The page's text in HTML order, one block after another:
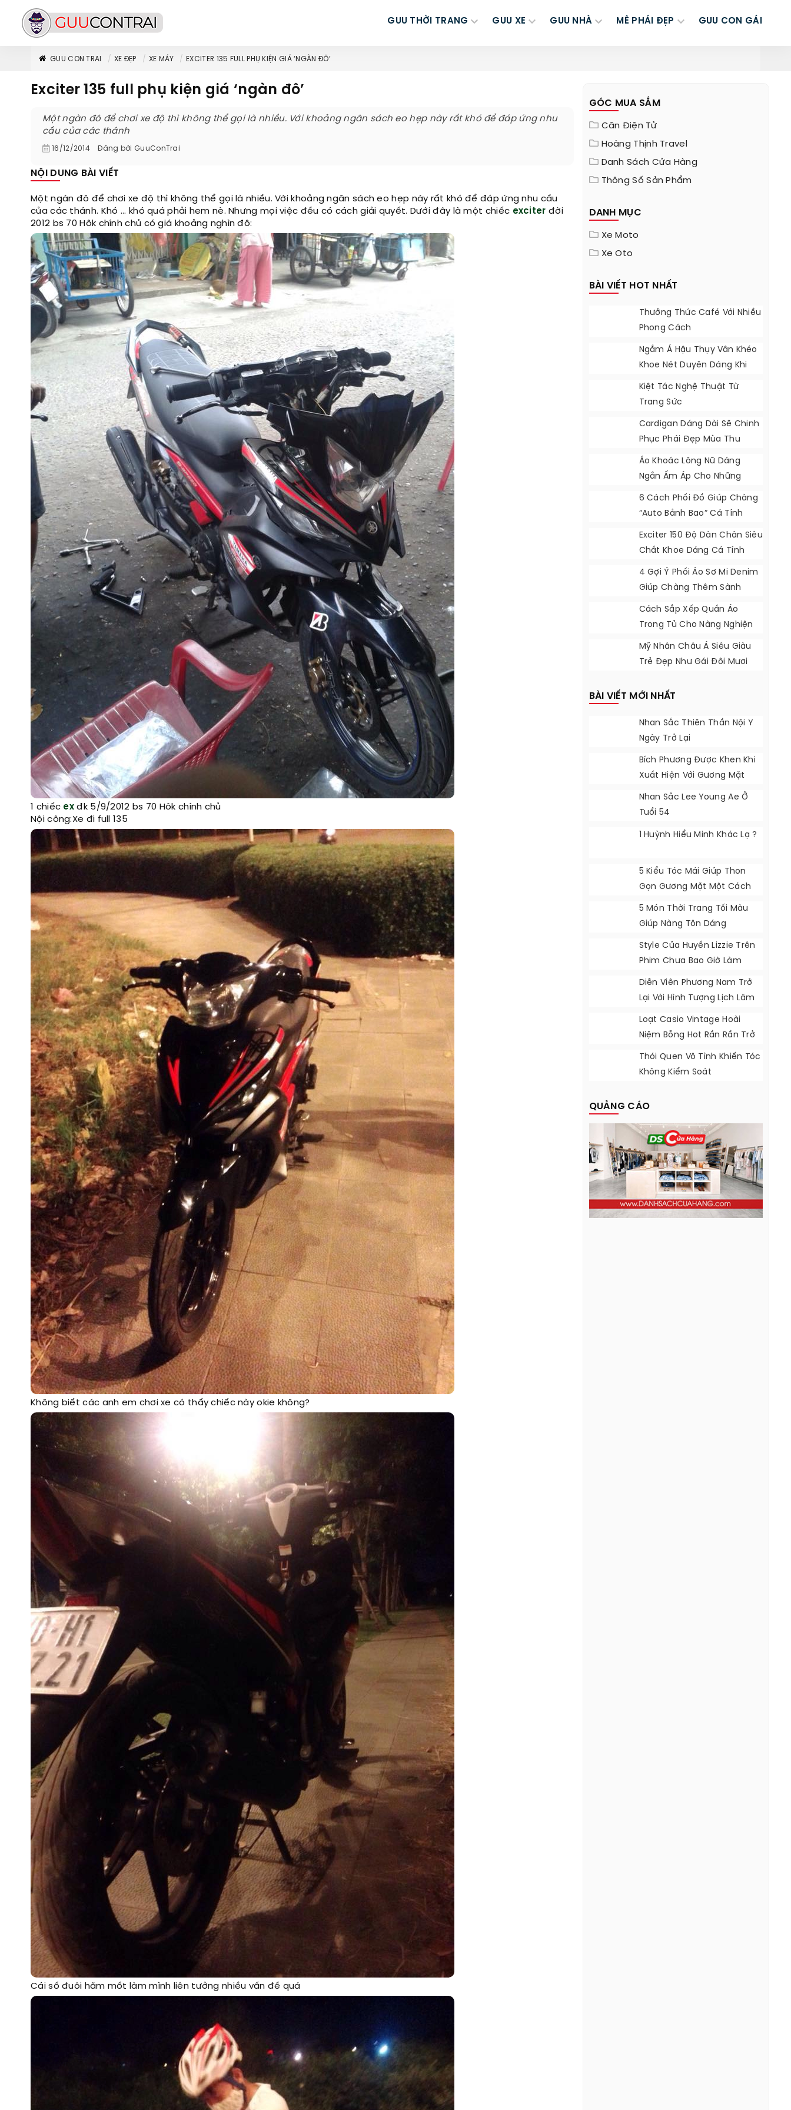
GUU THỜI TRANG GUU XE GUU NHÀ MÊ PHÁI ĐẸP GUU CON GÁI
GUU CON TRAI XE ĐẸP XE MÁY EXCITER 135 FULL PHỤ KIỆN GIÁ ‘NGÀN ĐÔ’
Exciter 135 full phụ kiện giá ‘ngàn đô’
Một ngàn đô để chơi xe độ thì không thể gọi là nhiều. Với khoảng ngân sách eo hẹp này rất khó để đáp ứng nhu
cầu của các thánh
16/12/2014 Đăng bởi GuuConTrai
NỘI DUNG BÀI VIẾT
Một ngàn đô để chơi xe độ thì không thể gọi là nhiều. Với khoảng ngân sách eo hẹp này rất khó để đáp ứng nhu cầu
của các thánh. Khó ... khó quá phải hem nè. Nhưng mọi việc đều có cách giải quyết. Dưới đây là một chiếc exciter đời
2012 bs 70 Hôk chính chủ có giá khoảng nghìn đô:
1 chiếc ex đk 5/9/2012 bs 70 Hôk chính chủ
Nội công:Xe đi full 135
Không biết các anh em chơi xe có thấy chiếc này okie không?
Cái số đuôi hăm mốt làm mình liên tưởng nhiều vấn đề quá
GÓC MUA SẮM
Cân Điện Tử
Hoàng Thịnh Travel
Danh Sách Cửa Hàng
Thông Số Sản Phẩm
DANH MỤC
Xe Moto
Xe Oto
BÀI VIẾT HOT NHẤT
Thưởng Thức Café Với Nhiều
Phong Cách
Ngắm Á Hậu Thụy Vân Khéo
Khoe Nét Duyên Dáng Khi
Diện Áo Dài
Kiệt Tác Nghệ Thuật Từ
Trang Sức
Cardigan Dáng Dài Sẽ Chinh
Phục Phái Đẹp Mùa Thu
Áo Khoác Lông Nữ Dáng
Ngắn Ấm Áp Cho Những
Ngày Lạnh
6 Cách Phối Đồ Giúp Chàng
“auto Bảnh Bao” Cá Tính
Exciter 150 Độ Dàn Chân Siêu
Chất Khoe Dáng Cá Tính
4 Gợi Ý Phối Áo Sơ Mi Denim
Giúp Chàng Thêm Sành
Điệu
Cách Sắp Xếp Quần Áo
Trong Tủ Cho Nàng Nghiện
Mua Sắm
Mỹ Nhân Châu Á Siêu Giàu
Trẻ Đẹp Như Gái Đôi Mươi
BÀI VIẾT MỚI NHẤT
Nhan Sắc Thiên Thần Nội Y
Ngày Trở Lại
Bích Phương Được Khen Khi
Xuất Hiện Với Gương Mặt
Khác Lạ
Nhan Sắc Lee Young Ae Ở
Tuổi 54
1 Huỳnh Hiểu Minh Khác Lạ ?
5 Kiểu Tóc Mái Giúp Thon
Gọn Gương Mặt Một Cách
Tự Nhiên
5 Món Thời Trang Tối Màu
Giúp Nàng Tôn Dáng
Style Của Huyền Lizzie Trên
Phim Chưa Bao Giờ Làm
Khán Giả Thất Vọng
Diễn Viên Phương Nam Trở
Lại Với Hình Tượng Lịch Lãm
Loạt Casio Vintage Hoài
Niệm Bỗng Hot Rần Rần Trở
Lại
Thói Quen Vô Tình Khiến Tóc
Không Kiểm Soát
QUẢNG CÁO